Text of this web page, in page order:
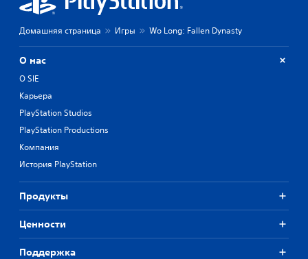
Домашняя страница Игры Wo Long: Fallen Dynasty
О нас
О SIE
Карьера
PlayStation Studios
PlayStation Productions
Компания
История PlayStation
Продукты
Ценности
Поддержка